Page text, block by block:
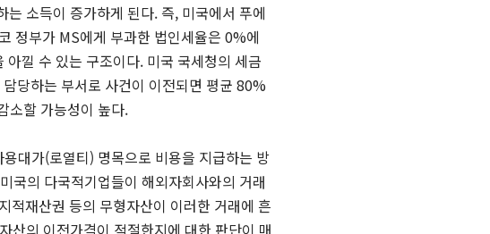
소득이 증가하게 된다. 즉, 미국에서 푸에
정부가 MS에게 부과한 법인세율은 0%에
낄 수 있는 구조이다. 미국 국세청의 세금
당하는 부서로 사건이 이전되면 평균 80%
소할 가능성이 높다.
용대가(로열티) 명목으로 비용을 지급하는 방
국의 다국적기업들이 해외자회사와의 거래
지적재산권 등의 무형자산이 이러한 거래에 흔
산의 이전가격이 적절한지에 대한 판단이 매